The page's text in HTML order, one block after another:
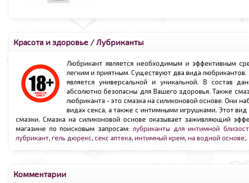
Красота и здоровье /Лубриканты
Любрикант является необходимым и эффективным
легким и приятным. Существуют два вида
является универсальной и уникальной. В состав
абсолютно безопасны для Вашего здоровья. Также
любриканта - это смазка на силиконовой основе. Они
видах секса, а также с интимными игрушками. Этот
смазки. Смазка на силиконовой основе оказывает заживляющий
магазине по поисковым запросам:лубриканты для интимной
лубрикант, гель дюрекс, секс аптека, интимный крем, на водной основе,.
Комментарии